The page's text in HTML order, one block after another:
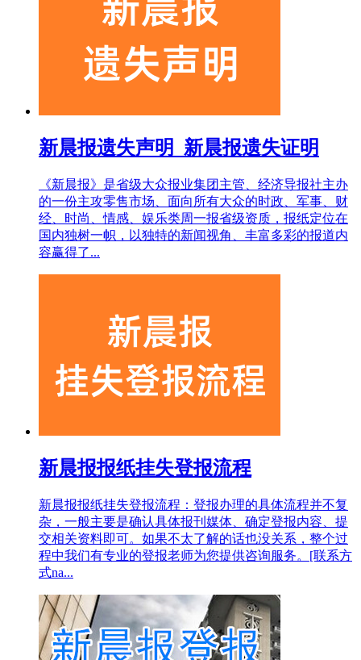
新晨报遗失声明_新晨报遗失证明
《新晨报》是省级大众报业集团主管、经济导报社主办
的一份主攻零售市场、面向所有大众的时政、军事、财
经、时尚、情感、娱乐类周一报省级资质，报纸定位在
国内独树一帜，以独特的新闻视角、丰富多彩的报道内
容赢得了...
新晨报报纸挂失登报流程
新晨报报纸挂失登报流程：登报办理的具体流程并不复
杂，一般主要是确认具体报刊媒体、确定登报内容、提
交相关资料即可。如果不太了解的话也没关系，整个过
程中我们有专业的登报老师为您提供咨询服务。[联系方
式na...